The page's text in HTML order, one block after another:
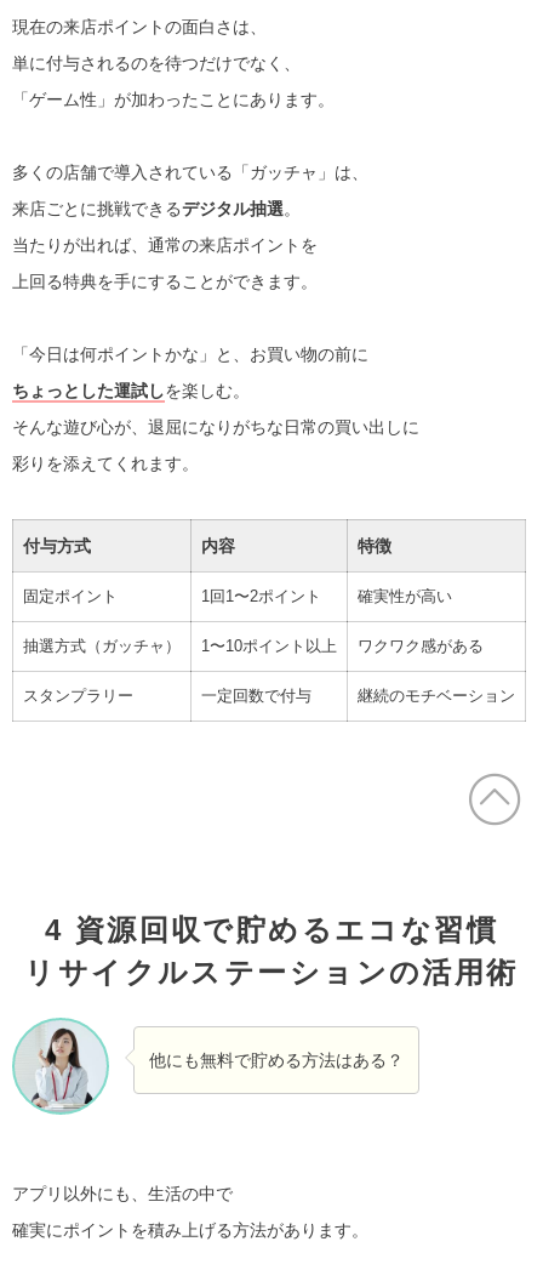
現在の来店ポイントの面白さは、
単に付与されるのを待つだけでなく、
「ゲーム性」が加わったことにあります。
多くの店舗で導入されている「ガッチャ」は、
来店ごとに挑戦できるデジタル抽選。
当たりが出れば、通常の来店ポイントを
上回る特典を手にすることができます。
「今日は何ポイントかな」と、お買い物の前に
ちょっとした運試しを楽しむ。
そんな遊び心が、退屈になりがちな日常の買い出しに
彩りを添えてくれます。
付与方式 内容 特徴
固定ポイント 1回1〜2ポイント 確実性が高い
抽選方式（ガッチャ） 1〜10ポイント以上 ワクワク感がある
スタンプラリー 一定回数で付与 継続のモチベーション
4 資源回収で貯めるエコな習慣
リサイクルステーションの活用術
他にも無料で貯める方法はある？
アプリ以外にも、生活の中で
確実にポイントを積み上げる方法があります。